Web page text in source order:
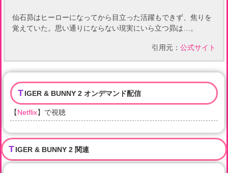
仙石昴はヒーローになってから目立った活躍もできず、焦りを
覚えていた。思い通りにならない現実にいら立つ昴は…。
引用元： 公式サイト
TIGER & BUNNY 2 オンデマンド配信
【Netflix】で視聴
TIGER & BUNNY 2 関連